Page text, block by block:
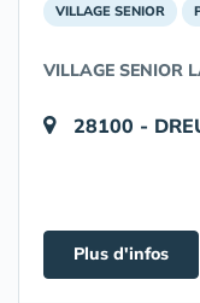
VILLAGE SENIOR
VILLAGE SENIOR
28100 -
Plus d'infos